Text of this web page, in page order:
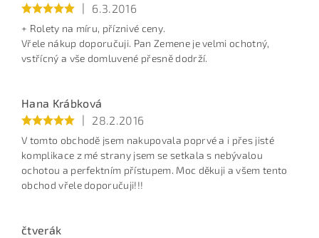
| 6.3.2016
+ Rolety na míru, příznivé ceny.
Vřele nákup doporučuji. Pan Zemene je velmi ochotný,
vstřícný a vše domluvené přesně dodrží.
Hana Krábková
|
28.2.2016
V tomto obchodě jsem nakupovala poprvé a i přes jisté
komplikace z mé strany jsem se setkala s nebývalou
ochotou a perfektním přístupem. Moc děkuji a všem tento
obchod vřele doporučuji!!!
čtverák